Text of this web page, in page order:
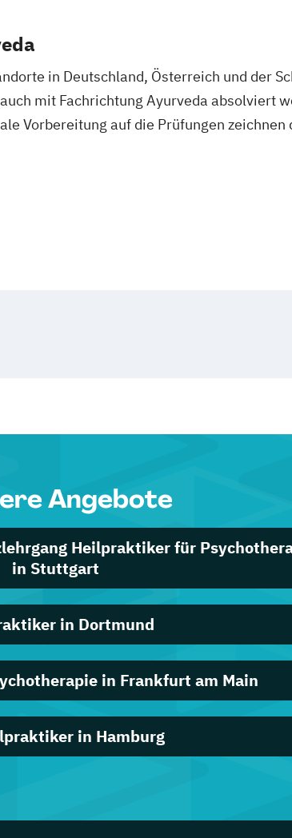
in Deutschland, Österreich und der
mit Fachrichtung Ayurveda absolviert
Vorbereitung auf die Prüfungen zeichnen
Angebote
Heilpraktiker für
in Stuttgart
in Dortmund
in Frankfurt am Main
in Hamburg